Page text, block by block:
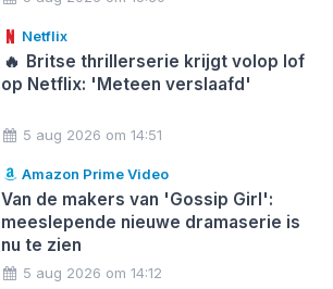
Netflix
🔥 Britse thrillerserie krijgt volop lof
op Netflix: 'Meteen verslaafd'
5 aug 2026 om 14:51
Amazon Prime Video
Van de makers van 'Gossip Girl':
meeslepende nieuwe dramaserie is
nu te zien
5 aug 2026 om 14:12